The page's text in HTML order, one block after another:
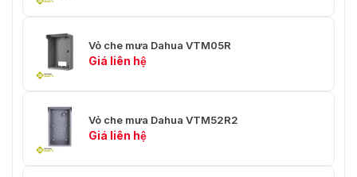
Vỏ che mưa Dahua VTM05R
Giá liên hệ
Vỏ che mưa Dahua VTM52R2
Giá liên hệ